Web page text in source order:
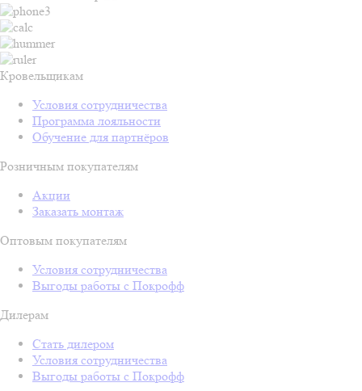
Кровельщикам
Условия сотрудничества
Программа лояльности
Обучение для партнёров
Розничным покупателям
Акции
Заказать монтаж
Оптовым покупателям
Условия сотрудничества
Выгоды работы с Покрофф
Дилерам
Стать дилером
Условия сотрудничества
Выгоды работы с Покрофф